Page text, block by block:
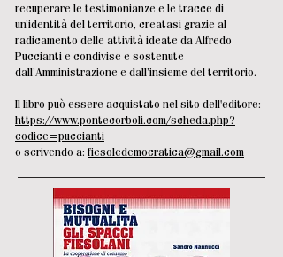
recuperare le testimonianze e le tracce di
un’identità del territorio, creatasi grazie al
radicamento delle attività ideate da Alfredo
Puccianti e condivise e sostenute
dall’Amministrazione e dall’insieme del territorio.
Il libro può essere acquistato nel sito dell'editore:
https://www.pontecorboli.com/scheda.php?
codice=puccianti
o scrivendo a: fiesoledemocratica@gmail.com